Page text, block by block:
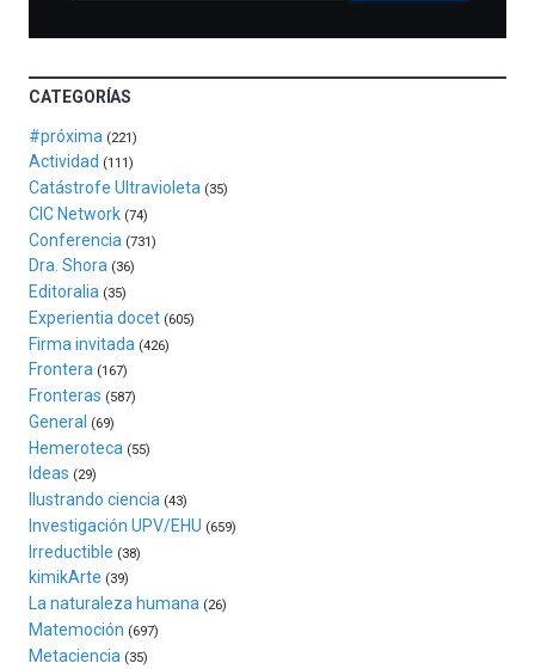
la
edición
Bilbo
Zientzia
Plaza
(BZP),
un
llenará
la
ciudad
de
monólogos,
exposiciones,
conferencias,
docufórums
y
espectáculos
del
16
de
septiembre
CATEGORÍAS
#próxima (221)
Actividad (111)
Catástrofe Ultravioleta (35)
CIC Network (74)
Conferencia (731)
Dra. Shora (36)
Editoralia (35)
Experientia docet (605)
Firma invitada (426)
Frontera (167)
Fronteras (587)
General (69)
Hemeroteca (55)
Ideas (29)
Ilustrando ciencia (43)
Investigación UPV/EHU (659)
Irreductible (38)
kimikArte (39)
La naturaleza humana (26)
Matemoción (697)
Metaciencia (35)